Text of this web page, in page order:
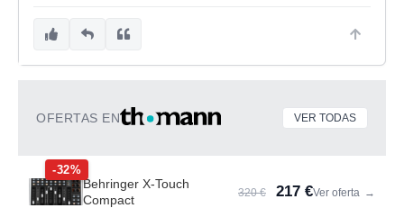
OFERTAS EN VER TODAS
-32%
Behringer X-Touch
Compact
320 € 217 €Ver oferta →